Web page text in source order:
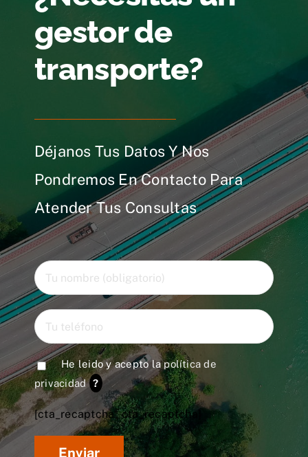
gestor de
transporte?
Déjanos Tus Datos Y Nos
Pondremos En Contacto Para
Atender Tus Consultas
He leido y acepto lapolítica de
privacidad ?
[cta_recaptcha* cta_recaptcha]